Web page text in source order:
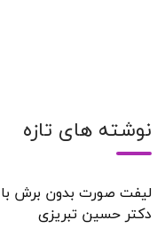
نوشته های تازه
لیفت صورت بدون برش
دکتر حسین تبریزی